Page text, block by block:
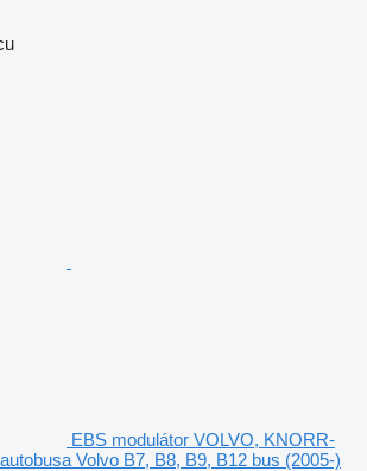
EBS modulátor VOLVO, KNORR-
Volvo B7, B8, B9, B12 bus (2005-)